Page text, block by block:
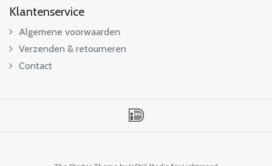
Klantenservice
Algemene voorwaarden
Verzenden & retourneren
Contact